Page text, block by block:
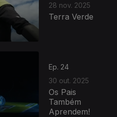
28 nov. 2025
Terra Verde
Ep. 24
30 out. 2025
Os Pais
Também
Aprendem!